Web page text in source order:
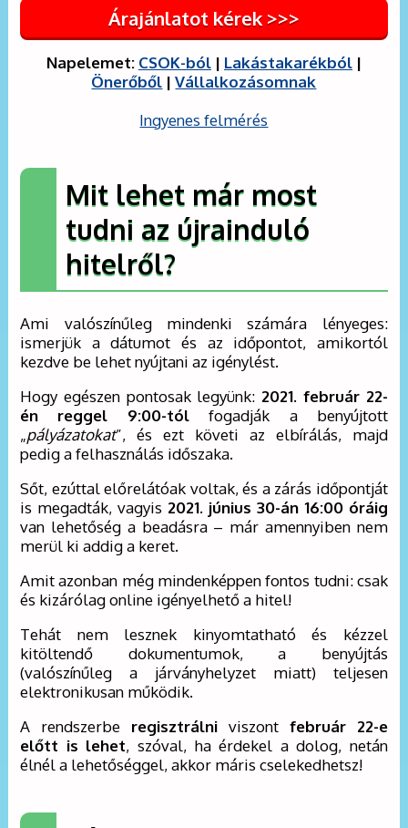
Árajánlatot kérek >>>
Napelemet: CSOK-ból| Lakástakarékból|
Önerőből |Vállalkozásomnak
Ingyenes felmérés
Mit lehet már most
tudni az újrainduló
hitelről?
Ami valószínűleg mindenki számára lényeges:
ismerjük a dátumot és az időpontot, amikortól
kezdve be lehet nyújtani az igénylést.
Hogy egészen pontosak legyünk: 2021. február 22-
én reggel 9:00-tólfogadják a benyújtott
„pályázatokat”, és ezt követi az elbírálás, majd
pedig a felhasználás időszaka.
Sőt, ezúttal előrelátóak voltak, és a zárás időpontját
is megadták, vagyis 2021. június 30-án 16:00 óráig
van lehetőség a beadásra – már amennyiben nem
merül ki addig a keret.
Amit azonban még mindenképpen fontos tudni: csak
és kizárólag online igényelhető a hitel!
Tehát nem lesznek kinyomtatható és kézzel
kitöltendő dokumentumok, a benyújtás
(valószínűleg a járványhelyzet miatt) teljesen
elektronikusan működik.
A rendszerbe regisztrálni viszont február 22-e
előtt is lehet, szóval, ha érdekel a dolog, netán
élnél a lehetőséggel, akkor máris cselekedhetsz!